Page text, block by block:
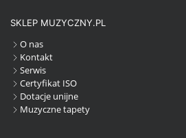
SKLEP MUZYCZNY.PL
O nas
Kontakt
Serwis
Certyfikat ISO
Dotacje unijne
Muzyczne tapety